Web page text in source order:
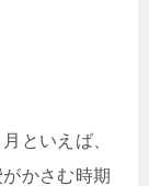
といえば、
かさむ時期